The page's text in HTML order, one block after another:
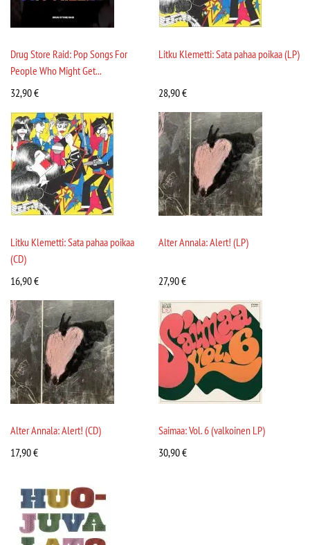
Drug Store Raid: Pop Songs For
People Who Might Get...
32,90€
Litku Klemetti: Sata pahaa poikaa (LP)
28,90€
Litku Klemetti: Sata pahaa poikaa
(CD)
16,90€
Alter Annala: Alert! (LP)
27,90€
Alter Annala: Alert! (CD)
17,90€
Saimaa: Vol. 6 (valkoinen LP)
30,90€